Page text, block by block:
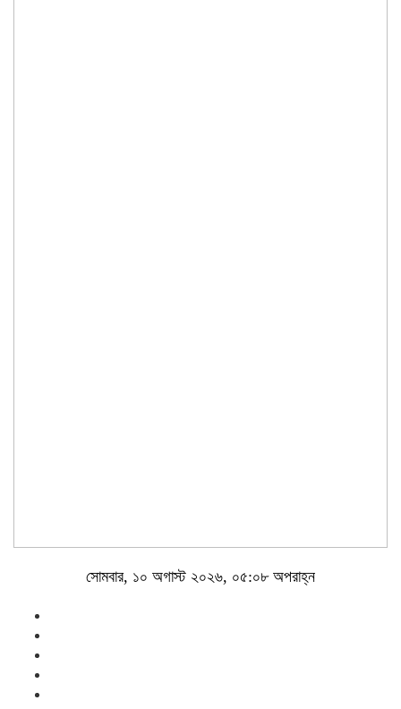
সোমবার, ১০ অগাস্ট ২০২৬, ০৫:০৮ অপরাহ্ন